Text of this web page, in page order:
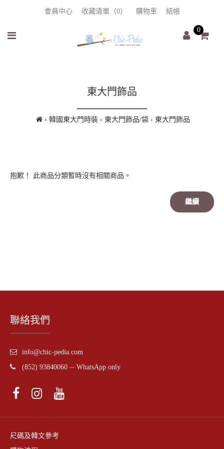
會員中心 收藏清單（0） 購物車 結帳
0
東大門飾品
韓國東大門時裝 東大門飾品/袋 東大門飾品
抱歉！ 此商品分類暫時沒有相關商品。
繼續
聯絡我們
info@chic-pedia.com
(852) 93840060 -- WhatsApp only
尺碼及韓文參考